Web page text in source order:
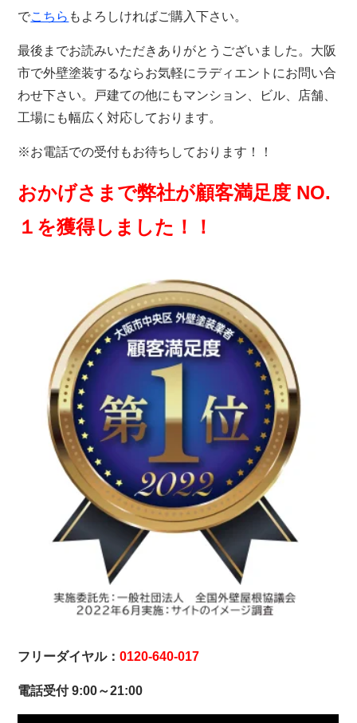
でこちら もよろしければご購入下さい。
最後までお読みいただきありがとうございました。大阪
市で外壁塗装するならお気軽にラディエントにお問い合
わせ下さい。戸建ての他にもマンション、ビル、店舗、
工場にも幅広く対応しております。
※お電話での受付もお待ちしております！！
おかげさまで弊社が顧客満足度 NO.
１を獲得しました！！
フリーダイヤル：0120-640-017
電話受付 9:00～21:00